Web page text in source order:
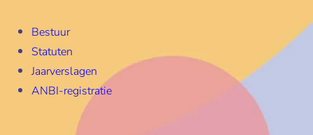
Bestuur
Statuten
Jaarverslagen
ANBI-registratie